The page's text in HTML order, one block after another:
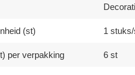
(st) 1
per verpakking 6 st